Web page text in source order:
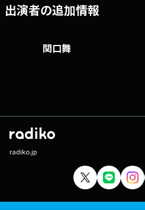
出演者の追加情報
関口舞
radiko.jp